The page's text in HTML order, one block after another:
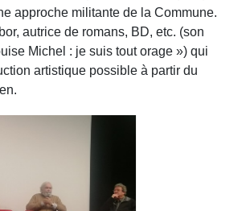
approche militante de la Commune.
autrice de romans, BD, etc. (son
Michel : je suis tout orage ») qui
artistique possible à partir du